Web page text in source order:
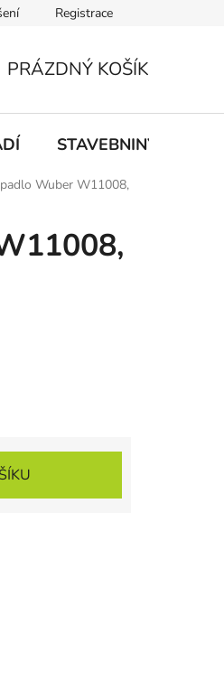
Registrace
PRÁZDNÝ KOŠÍK
STAVEBNINY
Wuber W11008,